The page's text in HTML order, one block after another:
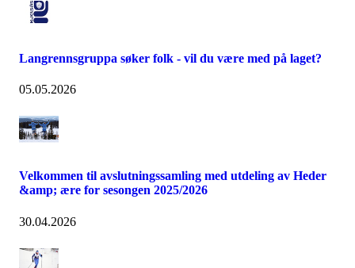
Langrennsgruppa søker folk - vil du være med på laget?
05.05.2026
Velkommen til avslutningssamling med utdeling av Heder
&amp; ære for sesongen 2025/2026
30.04.2026